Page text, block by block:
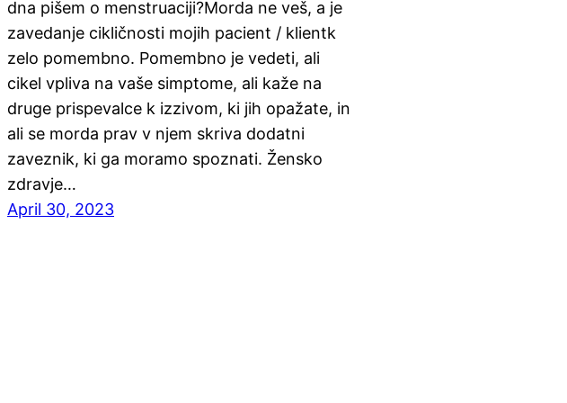
dna pišem o menstruaciji?Morda ne veš, a je
zavedanje cikličnosti mojih pacient / klientk
zelo pomembno. Pomembno je vedeti, ali
cikel vpliva na vaše simptome, ali kaže na
druge prispevalce k izzivom, ki jih opažate, in
ali se morda prav v njem skriva dodatni
zaveznik, ki ga moramo spoznati. Žensko
zdravje…
April 30, 2023